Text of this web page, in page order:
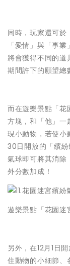
同時，玩家還可於
「愛情」與「事
將會獲得不同的道
期間許下的願望總
而在遊樂景點「花
方塊，和「他」一
現小動物，若使小
30日開放的「繽
氣球即可將其消除
外分數加成！
遊樂景點「花園迷
另外，在12月1日
住動物的小細節、